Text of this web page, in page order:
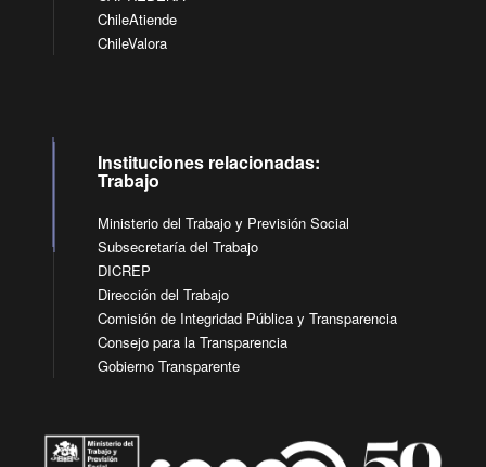
ChileAtiende
ChileValora
Instituciones relacionadas:
Trabajo
Ministerio del Trabajo y Previsión Social
Subsecretaría del Trabajo
DICREP
Dirección del Trabajo
Comisión de Integridad Pública y Transparencia
Consejo para la Transparencia
Gobierno Transparente